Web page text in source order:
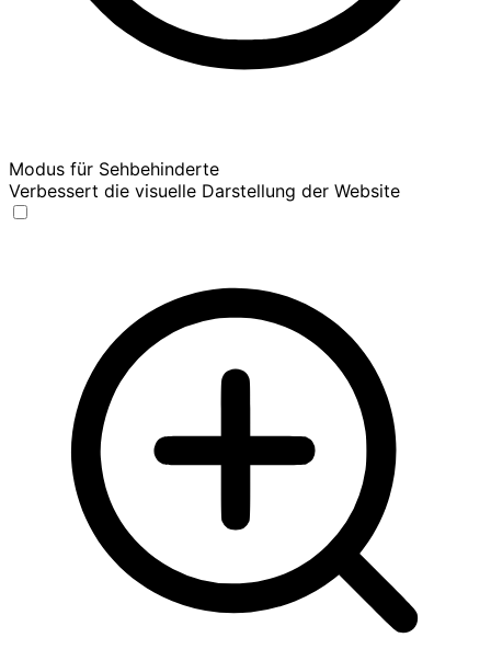
Modus für Sehbehinderte
Verbessert die visuelle Darstellung der Website